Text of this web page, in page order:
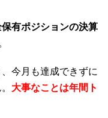
保有ポジションの決算
今月も達成できずに
大事なことは年間ト